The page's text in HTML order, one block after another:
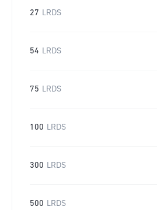
27 LRDS
54 LRDS
75 LRDS
100 LRDS
300 LRDS
500 LRDS